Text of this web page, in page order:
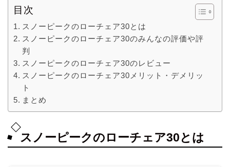
目次
スノーピークのローチェア30とは
スノーピークのローチェア30のみんなの評価や評
判
スノーピークのローチェア30のレビュー
スノーピークのローチェア30メリット・デメリッ
ト
まとめ
スノーピークのローチェア30とは